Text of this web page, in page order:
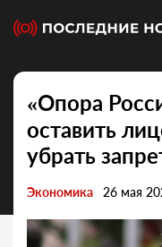
«Опора
оставить
убрать
Экономика 26 мая